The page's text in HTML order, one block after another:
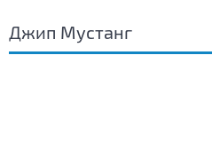
Джип Мустанг